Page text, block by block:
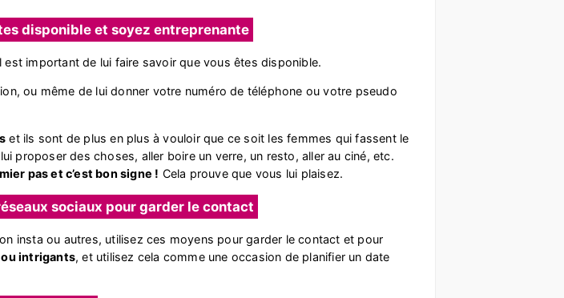
disponible et soyez entreprenante
important de lui faire savoir que vous êtes disponible.
ou même de lui donner votre numéro de téléphone ou votre pseudo
et ils sont de plus en plus à vouloir que ce soit les femmes qui fassent le
proposer des choses, aller boire un verre, un resto, aller au ciné, etc.
pas et c’est bon signe ! Cela prouve que vous lui plaisez.
sociaux pour garder le contact
insta ou autres, utilisez ces moyens pour garder le contact et pour
ou intrigants, et utilisez cela comme une occasion de planifier un date